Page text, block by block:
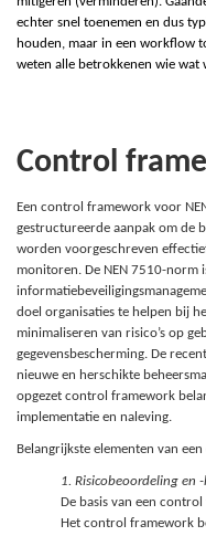
echter snel toenemen en dus
houden, maar in een workflow
weten alle betrokkenen wie wat
Control
Een control framework voor
gestructureerde aanpak om de
worden voorgeschreven
monitoren. De NEN 7510-norm
doel organisaties te helpen bij
minimaliseren van risico’s op
gegevensbescherming. De
nieuwe en herschikte
opgezet control framework
implementatie en naleving.
Belangrijkste elementen van
1. Risicobeoordeling en
De basis van een
Het control framework